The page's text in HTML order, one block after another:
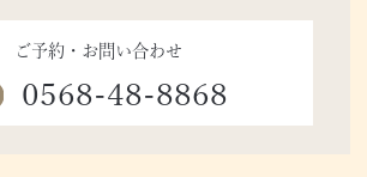
ご予約・お問い合わせ
0568-48-8868